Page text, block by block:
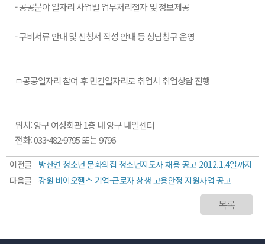
- 공공분야 일자리 사업별 업무처리절자 및 정보제공
- 구비서류 안내 및 신청서 작성 안내 등 상담창구 운영
ㅁ공공일자리 참여 후 민간일자리로 취업시 취업상담 진행
위치: 양구 여성회관 1층 내 양구 내일센터
전화: 033-482-9795 또는 9796
이전글
방산면 청소년 문화의집 청소년지도사 채용 공고 2012.1.4일까지
다음글 강원 바이오헬스 기업-근로자 상생 고용안정 지원사업 공고
목록